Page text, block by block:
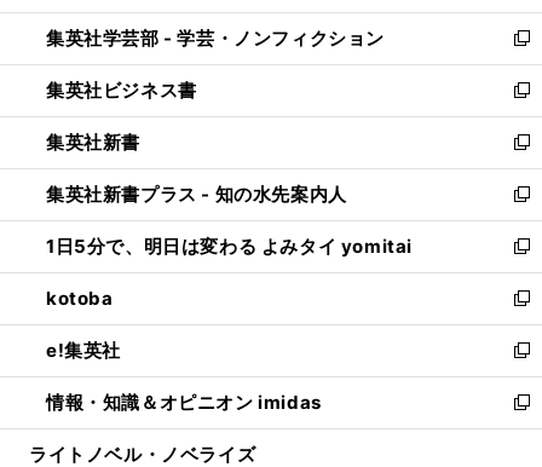
開
く
ウ
で
開
く
ン
ド
ウ
で
開
く
ウ
ィ
ン
ド
ウ
で
開
く
集英社学芸部 - 学芸・ノンフィクション
新
し
い
ウ
ィ
ン
ド
ウ
で
開
く
集英社ビジネス書
新
し
い
ウ
ィ
ン
ド
ウ
で
開
く
集英社新書
新
し
い
ウ
ィ
ン
ド
ウ
で
開
く
集英社新書プラス - 知の水先案内人
新
し
い
ウ
ィ
ン
ド
ウ
で
開
1日5分で、明日は変わる よみタイ yomitai
新
し
い
ウ
ィ
ン
ド
ウ
kotoba
新
し
い
ウ
ィ
ン
e!集英社
新
し
い
ウ
情報・知識＆オピニオン imidas
新
し
ライトノベル・ノベライズ